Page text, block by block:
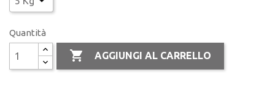
Quantità
 AGGIUNGI AL CARRELLO